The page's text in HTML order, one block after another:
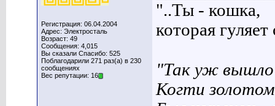
Регистрация: 06.04.2004
Адрес: Электросталь
Возраст: 49
Сообщения: 4,015
Вы сказали Спасибо: 525
Поблагодарили 271 раз(а) в 230
сообщениях
Вес репутации: 16
"..Ты - кошка,
которая
"Так уж вышло
Когти